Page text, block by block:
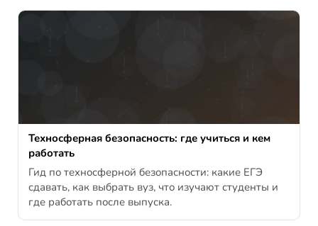
Техносферная безопасность: где учиться и кем
работать
Гид по техносферной безопасности: какие ЕГЭ
сдавать, как выбрать вуз, что изучают студенты и
где работать после выпуска.